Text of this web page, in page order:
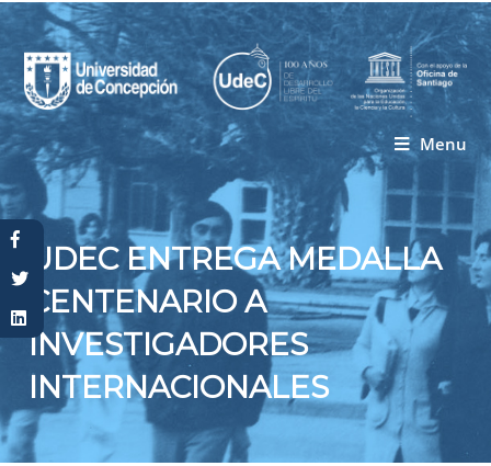
Menu
Usted está aquí
UDEC ENTREGA MEDALLA
CENTENARIO A
INVESTIGADORES
INTERNACIONALES